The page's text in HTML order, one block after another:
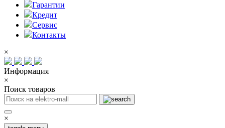
Гарантии
Кредит
Сервис
Контакты
×
Информация
×
Поиск товаров
×